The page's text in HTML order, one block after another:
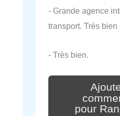
- Grande agence
transport. Très
- Très bien.
pour